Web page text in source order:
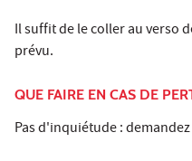
Il suffit de le coller au verso
prévu.
QUE FAIRE EN CAS DE
Pas d'inquiétude :